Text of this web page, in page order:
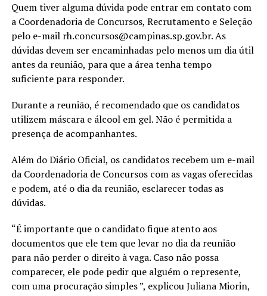
Quem tiver alguma dúvida pode entrar em contato com
a Coordenadoria de Concursos, Recrutamento e Seleção
pelo e-mail rh.concursos@campinas.sp.gov.br. As
dúvidas devem ser encaminhadas pelo menos um dia útil
antes da reunião, para que a área tenha tempo
suficiente para responder.
Durante a reunião, é recomendado que os candidatos
utilizem máscara e álcool em gel. Não é permitida a
presença de acompanhantes.
Além do Diário Oficial, os candidatos recebem um e-mail
da Coordenadoria de Concursos com as vagas oferecidas
e podem, até o dia da reunião, esclarecer todas as
dúvidas.
“É importante que o candidato fique atento aos
documentos que ele tem que levar no dia da reunião
para não perder o direito à vaga. Caso não possa
comparecer, ele pode pedir que alguém o represente,
com uma procuração simples ”, explicou Juliana Miorin,